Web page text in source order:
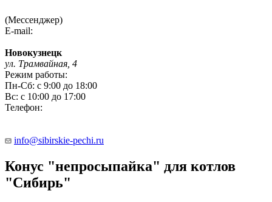
(Мессенджер)
E-mail:
Новокузнецк
ул. Трамвайная, 4
Режим работы:
Пн-Сб: с 9:00 до 18:00
Вс: с 10:00 до 17:00
Телефон:
info@sibirskie-pechi.ru
Конус "непросыпайка" для котлов
"Сибирь"